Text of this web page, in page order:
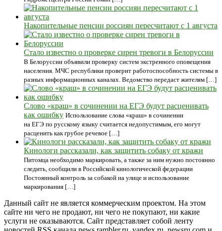
Накопительные пенсии россиян пересчитают с 1 августа
Стало известно о проверке сирен тревоги в Белоруссии
В Белоруссии объявили проверку систем экстренного оповещения
населения. МЧС республики проверит работоспособность системы в
разных информационных каналах. Ведомство передаст жителям […]
Слово «краш» в сочинении на ЕГЭ будут расценивать
как ошибку Использование слова «краш» в сочинении
на ЕГЭ по русскому языку считается недопустимым, его могут
расценить как грубое речевое […]
Кинологи рассказали, как защитить собаку от кражи
Питомца необходимо маркировать, а также за ним нужно постоянно
следить, сообщили в Российской кинологической федерации
Постоянный контроль за собакой на улице и использование
маркирования […]
Данный сайт не является коммерческим проектом. На этом
сайте ни чего не продают, ни чего не покупают, ни какие
услуги не оказываются. Сайт представляет собой ленту